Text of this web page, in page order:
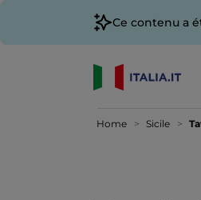
Ce contenu a
Home Sicile